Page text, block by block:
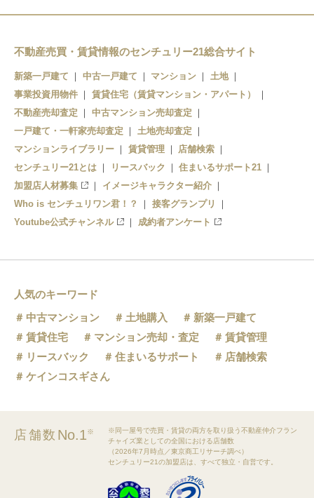
不動産売買・賃貸情報のセンチュリー21総合サイト
新築一戸建て 中古一戸建て マンション
土地
事業投資用物件
賃貸住宅（賃貸マンション・アパート）
不動産売却査定
中古マンション売却査定
一戸建て・一軒家売却査定
土地売却査定
マンションライブラリー
賃貸管理
店舗検索
センチュリー21とは
リースバック
住まいるサポート21
加盟店人材募集
イメージキャラクター紹介
Who is センチュリワン君！？
接客グランプリ
Youtube公式チャンネル
成約者アンケート
人気のキーワード
中古マンション
土地購入
新築一戸建て
賃貸住宅
マンション売却・査定
賃貸管理
リースバック
住まいるサポート
店舗検索
ケインコスギさん
店舗数 No.1※
※同一屋号で売買・賃貸の両方を取り扱う不動産仲介フラン
チャイズ業としての全国における店舗数
（2026年7月時点／東京商工リサーチ調べ）
センチュリー21の加盟店は、すべて独立・自営です。